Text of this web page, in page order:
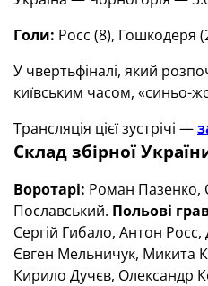
Голи: Росс (8), Гошкодеря
У чвертьфіналі, який
київським часом, «синьо-
Трансляція цієї зустрічі —
Склад збірної
Воротарі: Роман Пазенко,
Пославський. Польові
Сергій Гибало, Антон
Євген Мельничук, Микита
Кирило Дучєв, Олександр